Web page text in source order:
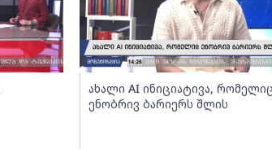
ახალი AI ინიციატივა,
ენობრივ ბარიერს შლის